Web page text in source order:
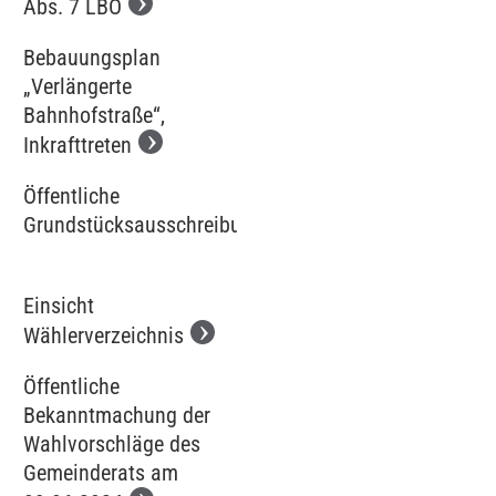
Abs. 7 LBO
Bebauungsplan
„Verlängerte
Bahnhofstraße“,
Inkrafttreten
Öffentliche
Grundstücksausschreibung
Einsicht
Wählerverzeichnis
Öffentliche
Bekanntmachung der
Wahlvorschläge des
Gemeinderats am